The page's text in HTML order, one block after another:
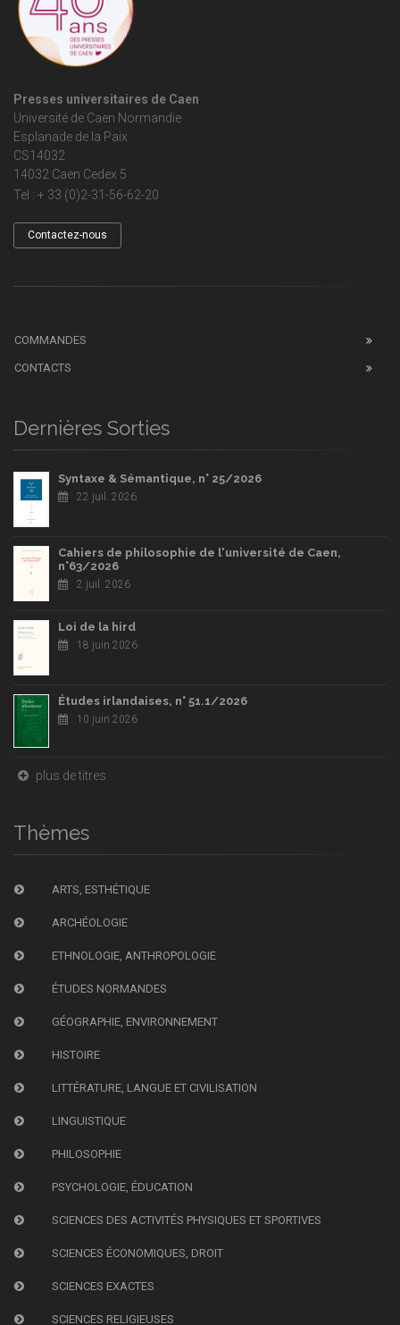
Presses universitaires de Caen
Université de Caen Normandie
Esplanade de la Paix
CS14032
14032 Caen Cedex 5
Tel : + 33 (0)2-31-56-62-20
Contactez-nous
COMMANDES
CONTACTS
Dernières Sorties
Syntaxe & Sémantique, n° 25/2026
22 juil. 2026
Cahiers de philosophie de l'université de Caen,
n°63/2026
2 juil. 2026
Loi de la hird
18 juin 2026
Études irlandaises, n° 51.1/2026
10 juin 2026
plus de titres
Thèmes
ARTS, ESTHÉTIQUE
ARCHÉOLOGIE
ETHNOLOGIE, ANTHROPOLOGIE
ÉTUDES NORMANDES
GÉOGRAPHIE, ENVIRONNEMENT
HISTOIRE
LITTÉRATURE, LANGUE ET CIVILISATION
LINGUISTIQUE
PHILOSOPHIE
PSYCHOLOGIE, ÉDUCATION
SCIENCES DES ACTIVITÉS PHYSIQUES ET SPORTIVES
SCIENCES ÉCONOMIQUES, DROIT
SCIENCES EXACTES
SCIENCES RELIGIEUSES